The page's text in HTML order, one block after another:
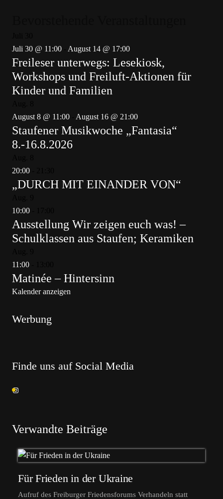
Juli 30 @ 11:00
August 14 @ 17:00
Freileser unterwegs: Lesekiosk,
Workshops und Freiluft-Aktionen für
Kinder und Familien
August 8 @ 11:00
August 16 @ 21:00
Staufener Musikwoche „Fantasia“
8.-16.8.2026
20:00
„DURCH MIT EINANDER VON“
10:00
Ausstellung Wir zeigen euch was! –
Schulklassen aus Staufen; Keramiken
11:00
Matinée – Hintersinn
Kalender anzeigen
Werbung
Finde uns auf Social Media
Verwandte Beiträge
Für Frieden in der Ukraine
Aufruf des Freiburger Friedensforums Verhandeln statt